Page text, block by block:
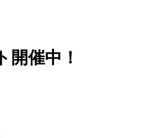
開催中！